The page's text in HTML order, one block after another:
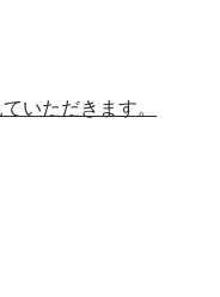
いただきます。